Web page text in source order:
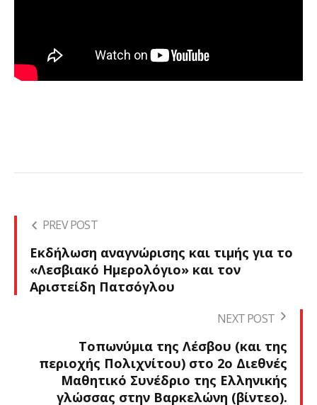
PREV POST
Εκδήλωση αναγνώρισης και τιμής για το
«Λεσβιακό Ημερολόγιο» και τον
Αριστείδη Πατσόγλου
NEXT POST
Τοπωνύμια της Λέσβου (και της
περιοχής Πολιχνίτου) στο 2ο Διεθνές
Μαθητικό Συνέδριο της Ελληνικής
γλώσσας στην Βαρκελώνη (βίντεο).